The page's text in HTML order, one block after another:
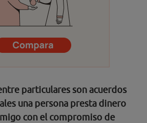
particulares son acuerdos
una persona presta dinero
con el compromiso de